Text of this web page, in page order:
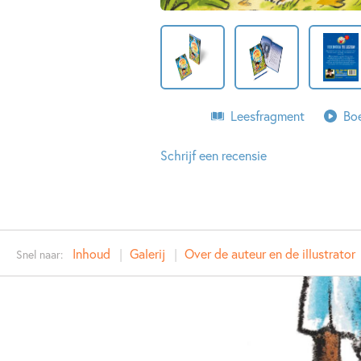
Leesfragment
Schrijf een recensie
Snel naar: Inhoud Galerij Over de auteur en de illustrator